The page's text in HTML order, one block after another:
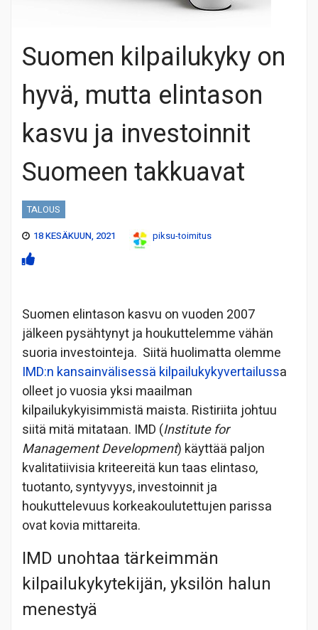
Suomen kilpailukyky on
hyvä, mutta elintason
kasvu ja investoinnit
Suomeen takkuavat
TALOUS
18 KESÄKUUN, 2021
piksu-toimitus
Suomen elintason kasvu on vuoden 2007
jälkeen pysähtynyt ja houkuttelemme vähän
suoria investointeja. Siitä huolimatta olemme
IMD:n kansainvälisessä kilpailukykyvertailussa
olleet jo vuosia yksi maailman
kilpailukykyisimmistä maista. Ristiriita johtuu
siitä mitä mitataan. IMD (Institute for
Management Development) käyttää paljon
kvalitatiivisia kriteereitä kun taas elintaso,
tuotanto, syntyvyys, investoinnit ja
houkuttelevuus korkeakoulutettujen parissa
ovat kovia mittareita.
IMD unohtaa tärkeimmän
kilpailukykytekijän, yksilön halun
menestyä